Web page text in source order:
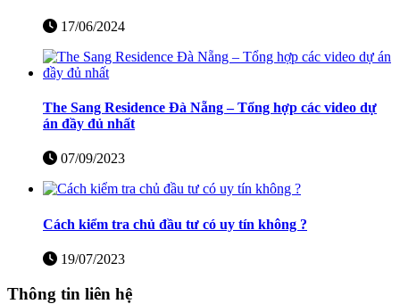
17/06/2024
The Sang Residence Đà Nẵng – Tổng hợp các video dự
án đầy đủ nhất
07/09/2023
Cách kiểm tra chủ đầu tư có uy tín không ?
19/07/2023
Thông tin liên hệ